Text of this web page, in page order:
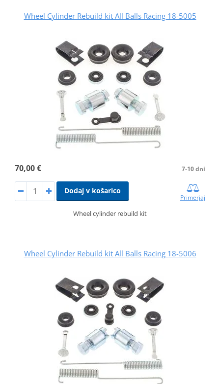
Wheel Cylinder Rebuild kit All Balls Racing 18-5005
70,00 € 7-10 dni
Dodaj v košarico
Primerjaj
Wheel cylinder rebuild kit
Wheel Cylinder Rebuild kit All Balls Racing 18-5006